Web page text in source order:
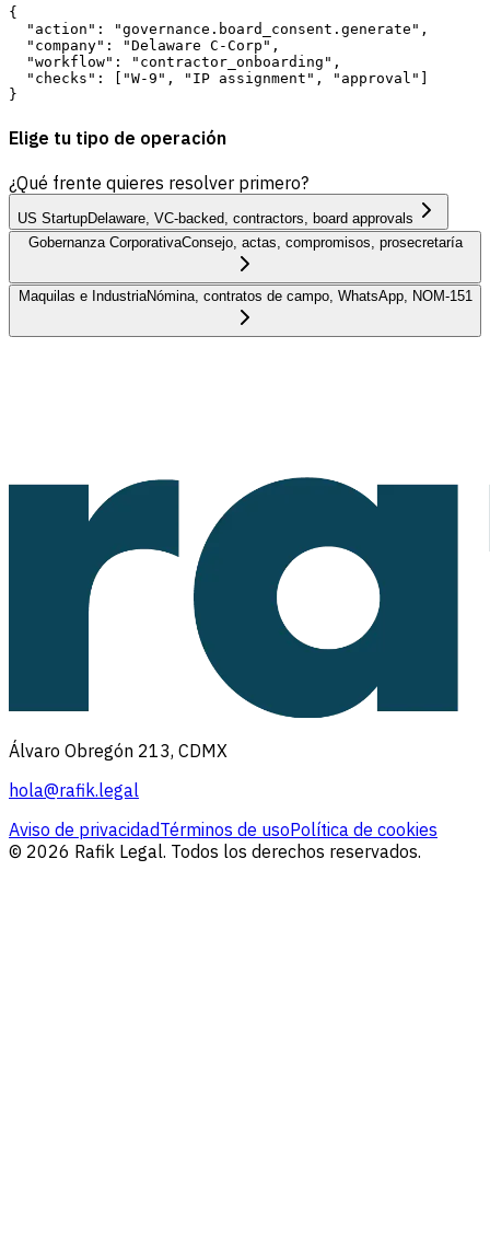
{
  "action": "governance.board_consent.generate",
  "company": "Delaware C-Corp",
  "workflow": "contractor_onboarding",
  "checks": ["W-9", "IP assignment", "approval"]
Elige tu tipo de operación
¿Qué frente quieres resolver primero?
US StartupDelaware, VC-backed, contractors, board approvals
Gobernanza CorporativaConsejo, actas, compromisos, prosecretaría
Maquilas e IndustriaNómina, contratos de campo, WhatsApp, NOM-151
Álvaro Obregón 213, CDMX
hola@rafik.legal
Aviso de privacidadTérminos de usoPolítica de cookies
© 2026 Rafik Legal. Todos los derechos reservados.